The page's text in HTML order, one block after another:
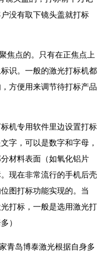
没有取下镜头盖就打标
焦点的。只有在正焦点上
识。一般的激光打标机都
方便用来调节待打标产品
机专用软件里边设置打标
字，可以是数字和字母，
材料表面（如氧化铝片
现在非常流行的手机后壳
图打标功能实现的。当
打标，一般是选用激光打
）
青岛博泰激光根据自身多